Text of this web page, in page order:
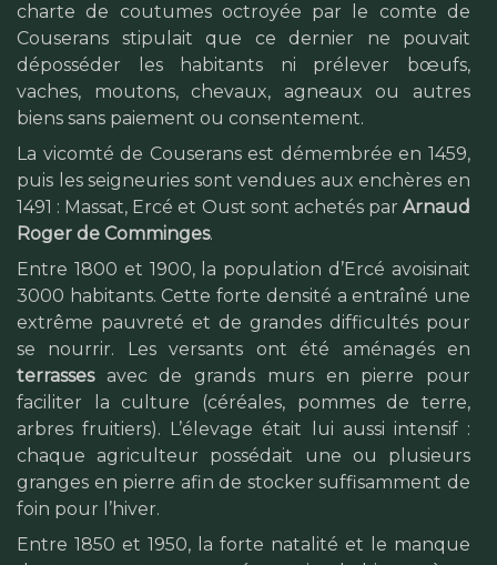
charte de coutumes octroyée par le comte de
Couserans stipulait que ce dernier ne pouvait
déposséder les habitants ni prélever bœufs,
vaches, moutons, chevaux, agneaux ou autres
biens sans paiement ou consentement.
La vicomté de Couserans est démembrée en 1459,
puis les seigneuries sont vendues aux enchères en
1491 : Massat, Ercé et Oust sont achetés par Arnaud
Roger de Comminges.
Entre 1800 et 1900, la population d’Ercé avoisinait
3000 habitants. Cette forte densité a entraîné une
extrême pauvreté et de grandes difficultés pour
se nourrir. Les versants ont été aménagés en
terrassesavec de grands murs en pierre pour
faciliter la culture (céréales, pommes de terre,
arbres fruitiers). L’élevage était lui aussi intensif :
chaque agriculteur possédait une ou plusieurs
granges en pierre afin de stocker suffisamment de
foin pour l’hiver.
Entre 1850 et 1950, la forte natalité et le manque